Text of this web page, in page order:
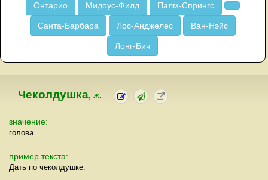
Онтарио Мидоус-Филд Палм-Спрингс
Санта-Барбара Лос-Анджелес Ван-Нэйс
Лонг-Бич
Чеколдушка, ж.
значение:
голова.
пример текста:
Дать по чеколдушке.